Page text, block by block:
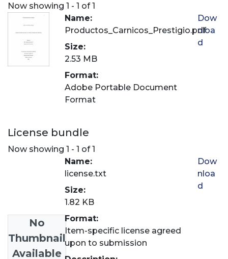
Now showing 1 - 1 of 1
Name:
Productos_Carnicos_Prestigio.pdf
Size:
2.53 MB
Format:
Adobe Portable Document
Format
Dow
nloa
d
License bundle
Now showing 1 - 1 of 1
No
Thumbnail
Available
Name:
license.txt
Size:
1.82 KB
Format:
Item-specific license agreed
upon to submission
Dow
nloa
d